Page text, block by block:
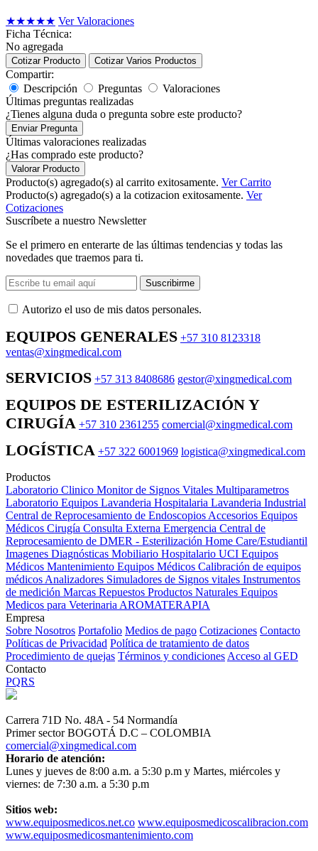
★★★★★ Ver Valoraciones
Ficha Técnica:
No agregada
Cotizar Producto Cotizar Varios Productos
Compartir:
Descripción
Preguntas
Valoraciones
Últimas preguntas realizadas
¿Tienes alguna duda o pregunta sobre este producto?
Enviar Pregunta
Últimas valoraciones realizadas
¿Has comprado este producto?
Valorar Producto
Producto(s) agregado(s) al carrito exitosamente. Ver Carrito
Producto(s) agregado(s) a la cotizacion exitosamente. Ver
Cotizaciones
Suscríbete a nuestro Newsletter
Se el primero en enterarte de las últimas tendencias y todas las
novedades que traemos para ti.
Suscribirme
Autorizo ​​el uso de mis datos personales.
EQUIPOS GENERALES +57 310 8123318
ventas@xingmedical.com
SERVICIOS +57 313 8408686 gestor@xingmedical.com
EQUIPOS DE ESTERILIZACIÓN Y
CIRUGÍA +57 310 2361255 comercial@xingmedical.com
LOGÍSTICA +57 322 6001969 logistica@xingmedical.com
Productos
Laboratorio Clinico Monitor de Signos Vitales Multiparametros
Laboratorio Equipos Lavanderia Hospitalaria Lavanderia Industrial
Central de Reprocesamiento de Endoscopios Accesorios Equipos
Médicos Cirugía Consulta Externa Emergencia Central de
Reprocesamiento de DMER - Esterilización Home Care/Estudiantil
Imagenes Diagnósticas Mobiliario Hospitalario UCI Equipos
Médicos Mantenimiento Equipos Médicos Calibración de equipos
médicos Analizadores Simuladores de Signos vitales Instrumentos
de medición Marcas Repuestos Productos Naturales Equipos
Medicos para Veterinaria AROMATERAPIA
Empresa
Sobre Nosotros Portafolio Medios de pago Cotizaciones Contacto
Políticas de Privacidad Política de tratamiento de datos
Procedimiento de quejas Términos y condiciones Acceso al GED
Contacto
PQRS
Carrera 71D No. 48A - 54 Normandía
Primer sector BOGOTÁ D.C – COLOMBIA
comercial@xingmedical.com
Horario de atención:
Lunes y jueves de 8:00 a.m. a 5:30 p.m y Martes, miércoles y
viernes: de 7:30 a.m. a 5:30 p.m
Sitios web:
www.equiposmedicos.net.co www.equiposmedicoscalibracion.com
www.equiposmedicosmantenimiento.com